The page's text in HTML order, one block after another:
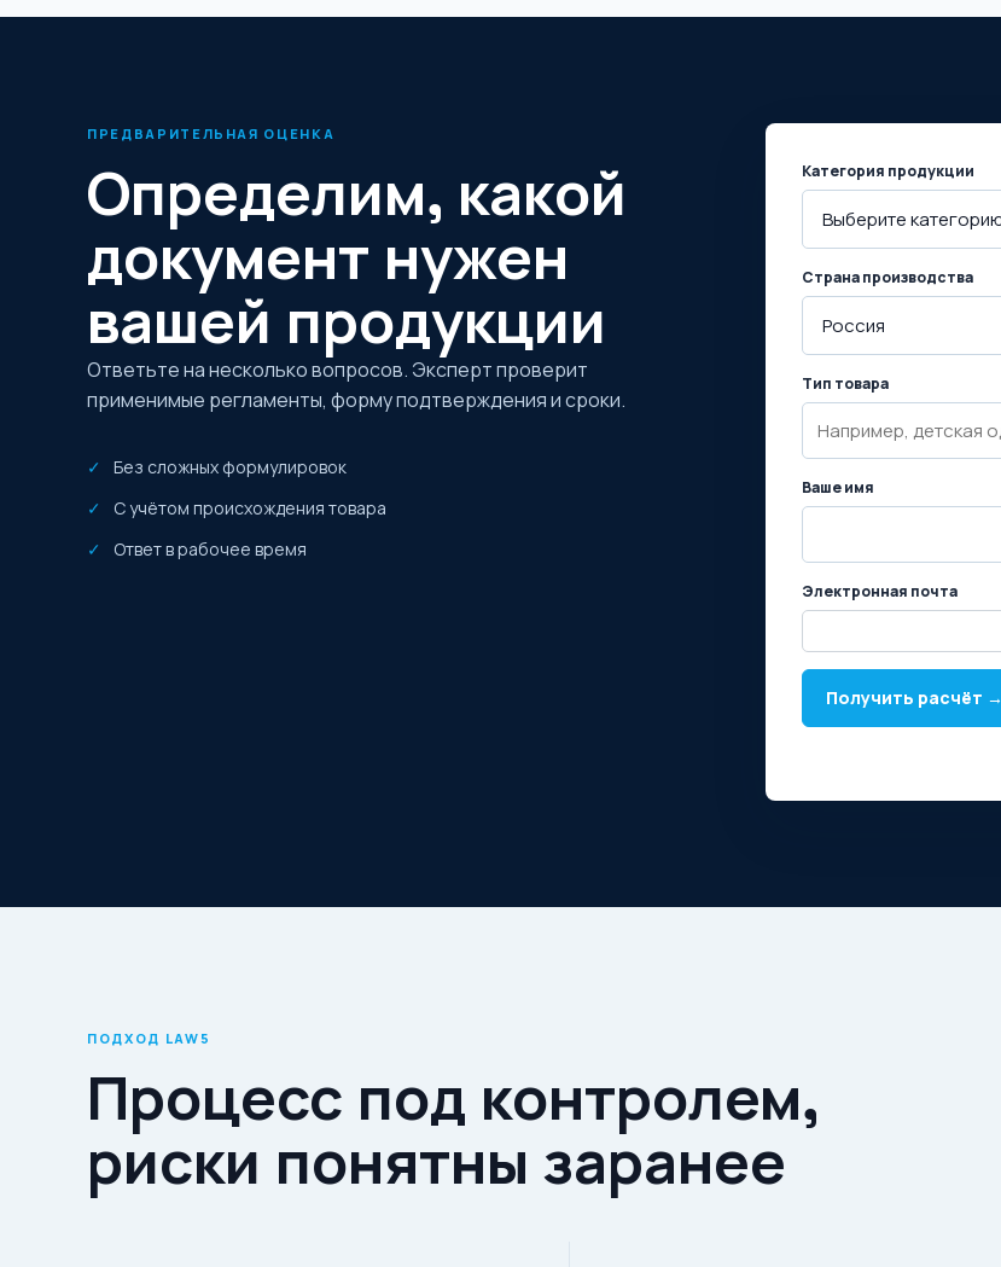
ПРЕДВАРИТЕЛЬНАЯ ОЦЕНКА
Определим, какой
документ нужен
вашей продукции
Ответьте на несколько вопросов. Эксперт проверит
применимые регламенты, форму подтверждения и сроки.
Без сложных формулировок
С учётом происхождения товара
Ответ в рабочее время
Категория продукции
Страна производства
Тип товара
Ваше имя
Электронная почта
Получить расчёт →
ПОДХОД LAW5
Процесс под контролем,
риски понятны заранее